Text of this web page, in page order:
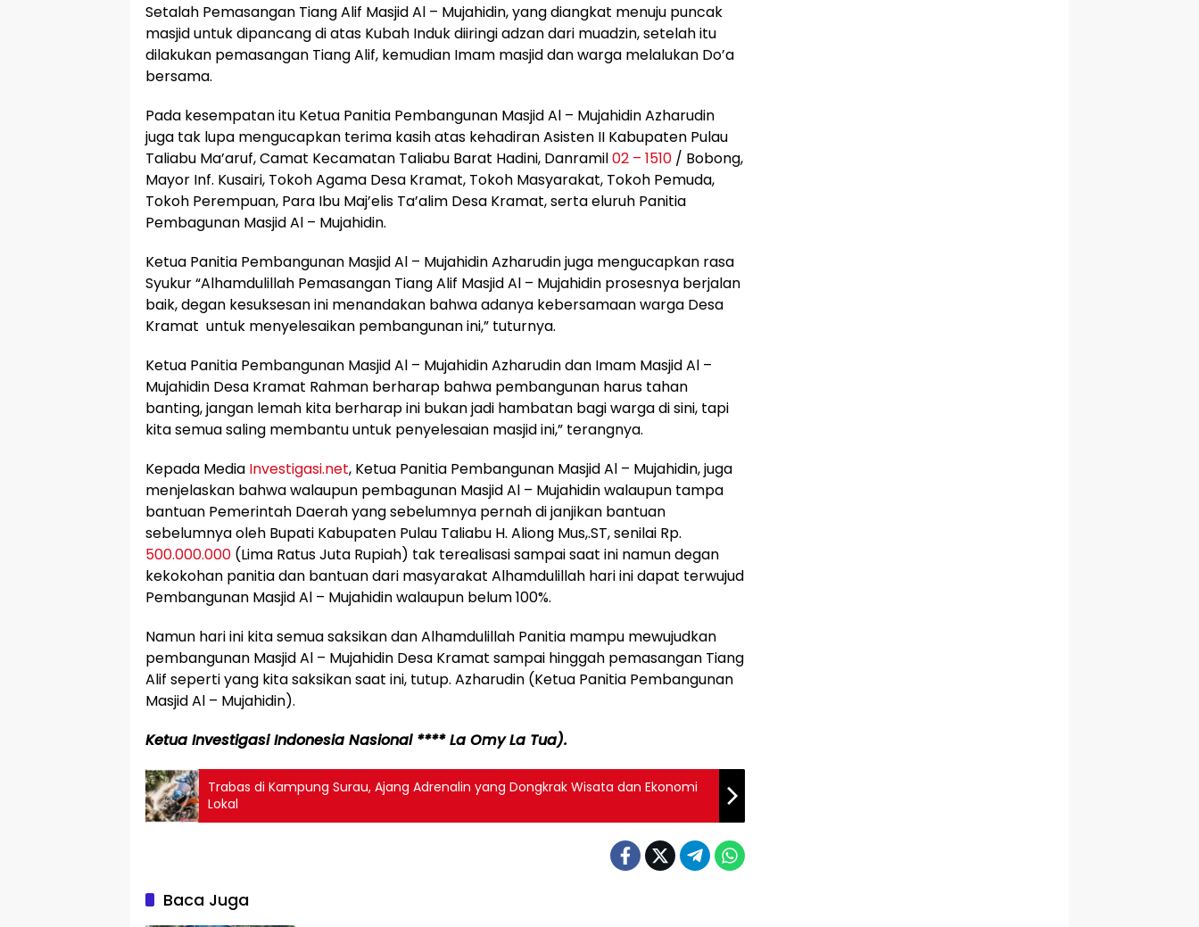
Setalah Pemasangan Tiang Alif Masjid Al – Mujahidin, yang diangkat menuju puncak
masjid untuk dipancang di atas Kubah Induk diiringi adzan dari muadzin, setelah itu
dilakukan pemasangan Tiang Alif, kemudian Imam masjid dan warga melalukan Do’a
bersama.
Pada kesempatan itu Ketua Panitia Pembangunan Masjid Al – Mujahidin Azharudin
juga tak lupa mengucapkan terima kasih atas kehadiran Asisten II Kabupaten Pulau
Taliabu Ma’aruf, Camat Kecamatan Taliabu Barat Hadini, Danramil02 – 1510 / Bobong,
Mayor Inf. Kusairi, Tokoh Agama Desa Kramat, Tokoh Masyarakat, Tokoh Pemuda,
Tokoh Perempuan, Para Ibu Maj’elis Ta’alim Desa Kramat, serta eluruh Panitia
Pembagunan Masjid Al – Mujahidin.
Ketua Panitia Pembangunan Masjid Al – Mujahidin Azharudin juga mengucapkan rasa
Syukur “Alhamdulillah Pemasangan Tiang Alif Masjid Al – Mujahidin prosesnya berjalan
baik, degan kesuksesan ini menandakan bahwa adanya kebersamaan warga Desa
Kramat untuk menyelesaikan pembangunan ini,” tuturnya.
Ketua Panitia Pembangunan Masjid Al – Mujahidin Azharudin dan Imam Masjid Al –
Mujahidin Desa Kramat Rahman berharap bahwa pembangunan harus tahan
banting, jangan lemah kita berharap ini bukan jadi hambatan bagi warga di sini, tapi
kita semua saling membantu untuk penyelesaian masjid ini,” terangnya.
Kepada Media Investigasi.net, Ketua Panitia Pembangunan Masjid Al – Mujahidin, juga
menjelaskan bahwa walaupun pembagunan Masjid Al – Mujahidin walaupun tampa
bantuan Pemerintah Daerah yang sebelumnya pernah di janjikan bantuan
sebelumnya oleh Bupati Kabupaten Pulau Taliabu H. Aliong Mus,.ST, senilai Rp.
500.000.000 (Lima Ratus Juta Rupiah) tak terealisasi sampai saat ini namun degan
kekokohan panitia dan bantuan dari masyarakat Alhamdulillah hari ini dapat terwujud
Pembangunan Masjid Al – Mujahidin walaupun belum 100%.
Namun hari ini kita semua saksikan dan Alhamdulillah Panitia mampu mewujudkan
pembangunan Masjid Al – Mujahidin Desa Kramat sampai hinggah pemasangan Tiang
Alif seperti yang kita saksikan saat ini, tutup. Azharudin (Ketua Panitia Pembangunan
Masjid Al – Mujahidin).
Ketua Investigasi Indonesia Nasional **** La Omy La Tua).
Trabas di Kampung Surau, Ajang Adrenalin yang Dongkrak Wisata dan Ekonomi
Lokal
Baca Juga